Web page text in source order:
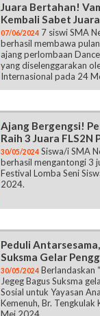
Juara Bertahan!
Kembali Sabet
07/06/2024 7 siswi SMA
berhasil membawa
ajang perlombaan
yang diselenggarakan
Internasional pada 24
Ajang Bergengsi!
Raih 3 Juara FLS2N
30/05/2024 Siswa/i SMA
berhasil mengantongi 3
Festival Lomba Seni
2024.
Peduli
Suksma Gelar
30/05/2024 Berlandaskan
Jegeg Bagus Suksma
Sosial untuk Yayasan
Kemenuh, Br. Tengkulak